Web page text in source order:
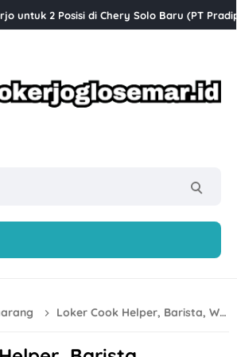
untuk 2 Posisi di Chery Solo Baru (PT
Operator Flexo di PT Quark Quality Pack
di TIANLALA Ice Cream, Tea & Coffee
Part Time Semarang di W3GG
Driver di PT Sumberdaya Dian Mandiri
di PT Bigga Damai Utama Bulan Agustus 2026
hingga 6 Juta di Bluesky Communication
di PT Digizecal Vita Guna Posisi Project
Toko, Driver, Operator Forklift, dll di Toko
Loker Cook Helper, Barista, Waiter/s, dll di Kedai Beringin Group Semarang